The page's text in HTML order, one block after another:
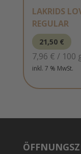
LAKRIDS
REGULAR
21,50 €
7,96 € / 100
inkl. 7 % MwSt.